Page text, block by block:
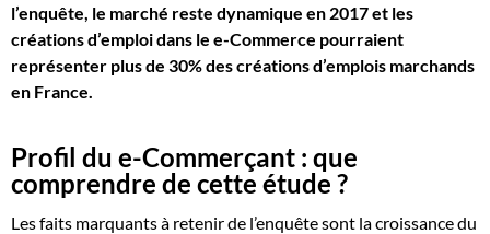
l’enquête, le marché reste dynamique en 2017 et les
créations d’emploi dans le e-Commerce pourraient
représenter plus de 30% des créations d’emplois marchands
en France.
Profil du e-Commerçant : que
comprendre de cette étude ?
Les faits marquants à retenir de l’enquête sont la croissance du